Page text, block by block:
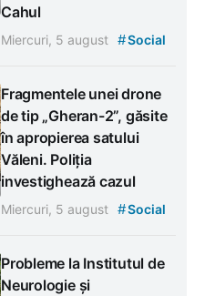
Cahul
Miercuri, 5 august #Social
Fragmentele unei drone
de tip „Gheran-2”, găsite
în apropierea satului
Văleni. Poliția
investighează cazul
Miercuri, 5 august #Social
Probleme la Institutul de
Neurologie și